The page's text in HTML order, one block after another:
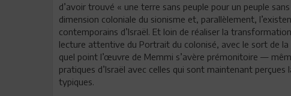
d’avoir trouvé « une terre sans peuple pour un peuple
dimension coloniale du sionisme et, parallèlement,
contemporains d’Israël. Et loin de réaliser la
lecture attentive du Portrait du colonisé, avec le sort de
quel point l’œuvre de Memmi s’avère prémonitoire —
pratiques d’Israël avec celles qui sont maintenant
typiques.